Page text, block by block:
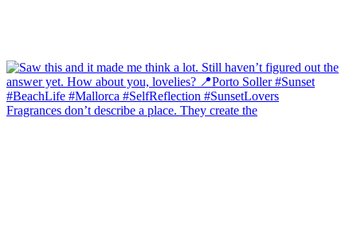
Fragrances don’t describe a place. They create the